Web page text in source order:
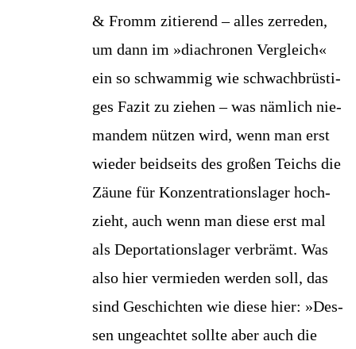
& Fromm zitie­rend – alles zer­re­den,
um dann im »dia­chro­nen Ver­gleich«
ein so schwam­mig wie schwach­brüs­ti­
ges Fazit zu zie­hen – was näm­lich nie­
man­dem nüt­zen wird, wenn man erst
wie­der beid­seits des gro­ßen Teichs die
Zäu­ne für Kon­zen­tra­ti­ons­la­ger hoch­
zieht, auch wenn man die­se erst mal
als Depor­ta­ti­ons­la­ger ver­brämt. Was
also hier ver­mie­den wer­den soll, das
sind Geschich­ten wie die­se hier: »Des­
sen unge­ach­tet soll­te aber auch die